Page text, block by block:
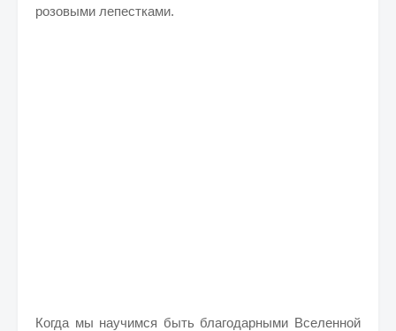
розовыми лепестками.
Когда мы научимся быть благодарными Вселенной